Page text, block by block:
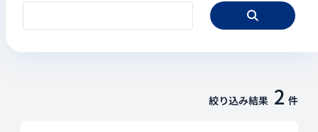
絞り込み結果 2 件